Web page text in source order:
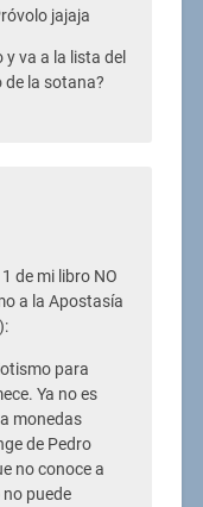
jajaja
y va a la lista del
de la sotana?
de mi libro NO
a la Apostasía
para
Ya no es
monedas
de Pedro
no conoce a
puede